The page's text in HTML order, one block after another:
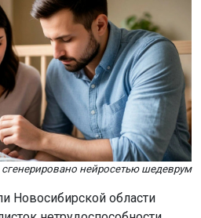
нейросетью шедеврум
Новосибирской области